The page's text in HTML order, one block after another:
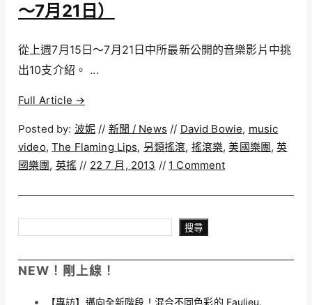
～7月21日）
從上週7月15日～7月21日中所最新公開的音樂影片中挑
出10支介紹。 ...
Full Article →
Posted by: 波妮 // 新聞 / News // David Bowie, music
video,The Flaming Lips, 另類搖滾, 搖滾樂,美國樂團,英
國樂團, 英搖 // 22 7 月, 2013 // 1 Comment
搜尋
NEW！剛上線！
【專訪】邁向全新階段！混合不同色彩的 Faulieu.